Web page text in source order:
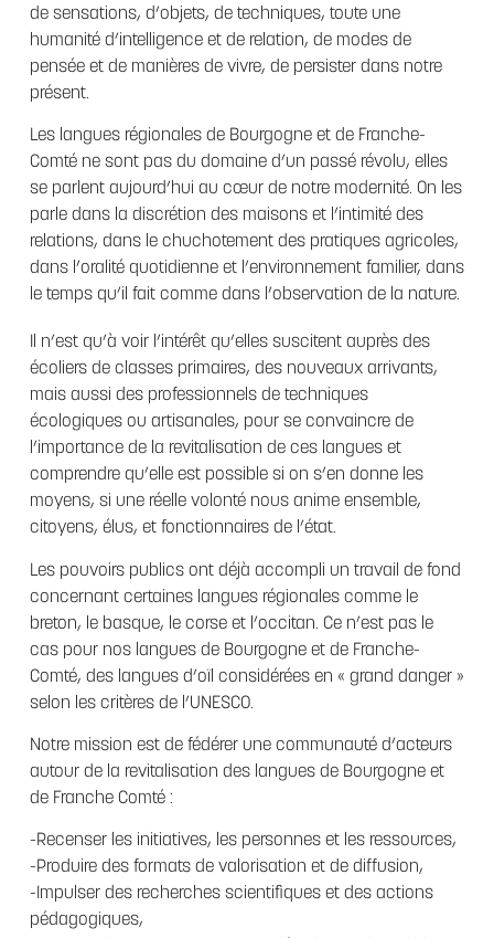
de sensations, d’objets, de techniques, toute une
humanité d’intelligence et de relation, de modes de
pensée et de manières de vivre, de persister dans notre
présent.
Les langues régionales de Bourgogne et de Franche-
Comté ne sont pas du domaine d’un passé révolu, elles
se parlent aujourd’hui au cœur de notre modernité. On les
parle dans la discrétion des maisons et l’intimité des
relations, dans le chuchotement des pratiques agricoles,
dans l’oralité quotidienne et l’environnement familier, dans
le temps qu’il fait comme dans l’observation de la nature.
Il n’est qu’à voir l’intérêt qu’elles suscitent auprès des
écoliers de classes primaires, des nouveaux arrivants,
mais aussi des professionnels de techniques
écologiques ou artisanales, pour se convaincre de
l’importance de la revitalisation de ces langues et
comprendre qu’elle est possible si on s’en donne les
moyens, si une réelle volonté nous anime ensemble,
citoyens, élus, et fonctionnaires de l’état.
Les pouvoirs publics ont déjà accompli un travail de fond
concernant certaines langues régionales comme le
breton, le basque, le corse et l’occitan. Ce n’est pas le
cas pour nos langues de Bourgogne et de Franche-
Comté, des langues d’oïl considérées en « grand danger »
selon les critères de l’UNESCO.
Notre mission est de fédérer une communauté d’acteurs
autour de la revitalisation des langues de Bourgogne et
de Franche Comté :
-Recenser les initiatives, les personnes et les ressources,
-Produire des formats de valorisation et de diffusion,
-Impulser des recherches scientifiques et des actions
pédagogiques,